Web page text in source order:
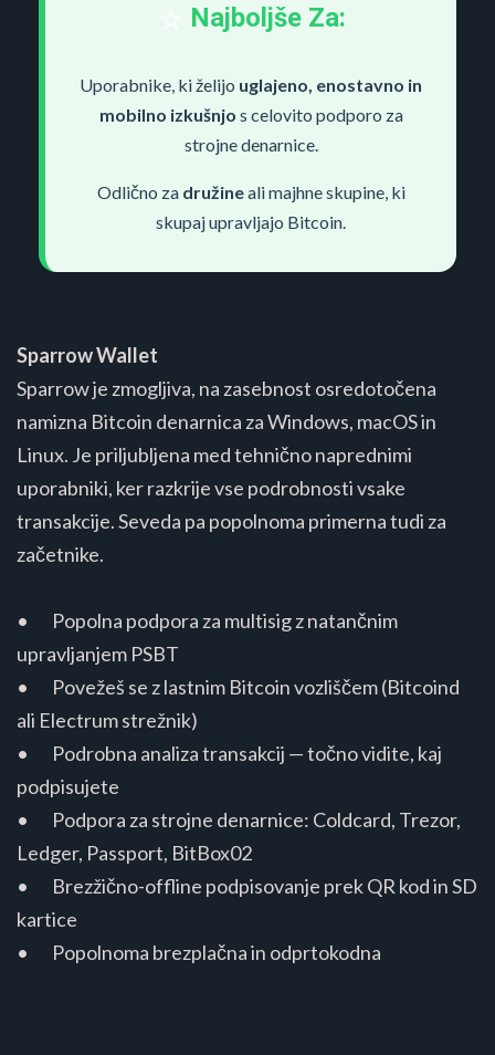
Najboljše Za:
Uporabnike, ki želijo uglajeno, enostavno in
mobilno izkušnjo s celovito podporo za
strojne denarnice.
Odlično za družineali majhne skupine, ki
skupaj upravljajo Bitcoin.
Sparrow Wallet
Sparrow je zmogljiva, na zasebnost osredotočena
namizna Bitcoin denarnica za Windows, macOS in
Linux. Je priljubljena med tehnično naprednimi
uporabniki, ker razkrije vse podrobnosti vsake
transakcije. Seveda pa popolnoma primerna tudi za
začetnike.
• Popolna podpora za multisig z natančnim
upravljanjem PSBT
• Povežeš se z lastnim Bitcoin vozliščem (Bitcoind
ali Electrum strežnik)
• Podrobna analiza transakcij — točno vidite, kaj
podpisujete
• Podpora za strojne denarnice: Coldcard, Trezor,
Ledger, Passport, BitBox02
• Brezžično-offline podpisovanje prek QR kod in SD
kartice
• Popolnoma brezplačna in odprtokodna